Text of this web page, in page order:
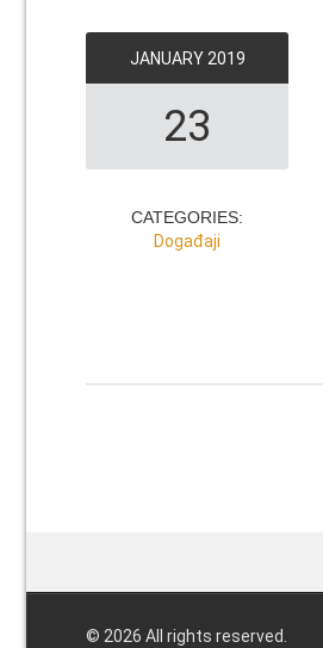
JANUARY 2019
23
CATEGORIES:
Događaji
© 2026 All rights reserved.